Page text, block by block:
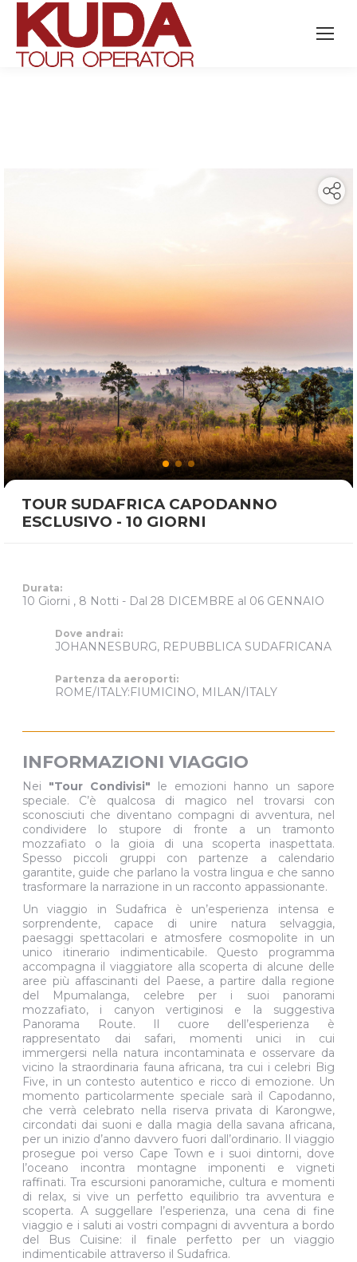
Search:
TOUR SUDAFRICA CAPODANNO
ESCLUSIVO - 10 GIORNI
Durata:
10 Giorni , 8 Notti - Dal 28 DICEMBRE al 06 GENNAIO
Dove andrai:
JOHANNESBURG, REPUBBLICA SUDAFRICANA
Partenza da aeroporti:
ROME/ITALY:FIUMICINO, MILAN/ITALY
INFORMAZIONI VIAGGIO
Nei "Tour Condivisi" le emozioni hanno un sapore
speciale. C’è qualcosa di magico nel trovarsi con
sconosciuti che diventano compagni di avventura, nel
condividere lo stupore di fronte a un tramonto
mozzafiato o la gioia di una scoperta inaspettata.
Spesso piccoli gruppi con partenze a calendario
garantite, guide che parlano la vostra lingua e che sanno
trasformare la narrazione in un racconto appassionante.
Un viaggio in Sudafrica è un’esperienza intensa e
sorprendente, capace di unire natura selvaggia,
paesaggi spettacolari e atmosfere cosmopolite in un
unico itinerario indimenticabile. Questo programma
accompagna il viaggiatore alla scoperta di alcune delle
aree più affascinanti del Paese, a partire dalla regione
del Mpumalanga, celebre per i suoi panorami
mozzafiato, i canyon vertiginosi e la suggestiva
Panorama Route. Il cuore dell’esperienza è
rappresentato dai safari, momenti unici in cui
immergersi nella natura incontaminata e osservare da
vicino la straordinaria fauna africana, tra cui i celebri Big
Five, in un contesto autentico e ricco di emozione. Un
momento particolarmente speciale sarà il Capodanno,
che verrà celebrato nella riserva privata di Karongwe,
circondati dai suoni e dalla magia della savana africana,
per un inizio d’anno davvero fuori dall’ordinario. Il viaggio
prosegue poi verso Cape Town e i suoi dintorni, dove
l’oceano incontra montagne imponenti e vigneti
raffinati. Tra escursioni panoramiche, cultura e momenti
di relax, si vive un perfetto equilibrio tra avventura e
scoperta. A suggellare l’esperienza, una cena di fine
viaggio e i saluti ai vostri compagni di avventura a bordo
del Bus Cuisine: il finale perfetto per un viaggio
indimenticabile attraverso il Sudafrica.